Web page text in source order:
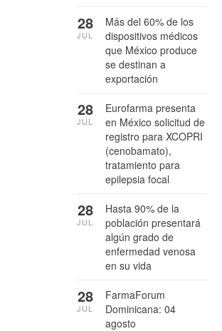
Más del 60% de los
dispositivos médicos
que México produce
se destinan a
exportación
28
JUL
Eurofarma presenta
en México solicitud de
registro para XCOPRI
(cenobamato),
tratamiento para
epilepsia focal
28
JUL
Hasta 90% de la
población presentará
algún grado de
enfermedad venosa
en su vida
28
JUL
FarmaForum
Dominicana: 04
agosto
28
JUL